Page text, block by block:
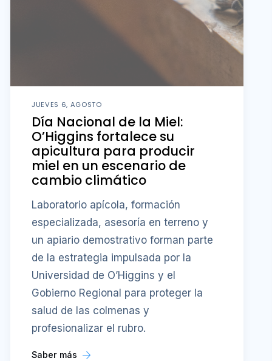
JUEVES 6, AGOSTO
Día Nacional de la Miel:
O’Higgins fortalece su
apicultura para producir
miel en un escenario de
cambio climático
Laboratorio apícola, formación
especializada, asesoría en terreno y
un apiario demostrativo forman parte
de la estrategia impulsada por la
Universidad de O’Higgins y el
Gobierno Regional para proteger la
salud de las colmenas y
profesionalizar el rubro.
Saber más